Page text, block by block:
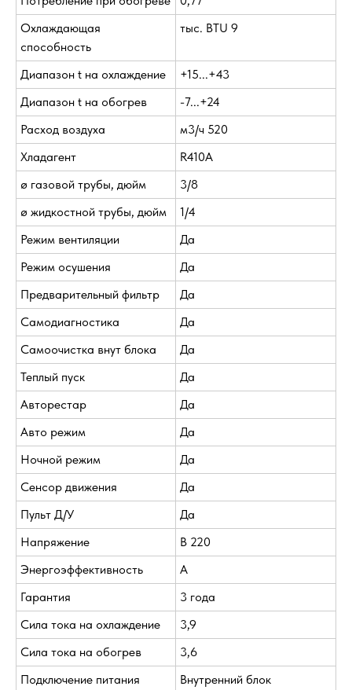
Охлаждающая
способность
тыс. BTU 9
Диапазон t на охлаждение
+15...+43
Диапазон t на обогрев
-7...+24
Расход воздуха
м3/ч 520
Хладагент
R410A
ø газовой трубы, дюйм
3/8
ø жидкостной трубы, дюйм
1/4
Режим вентиляции
Да
Режим осушения
Да
Предварительный фильтр
Да
Самодиагностика
Да
Самоочистка внут блока
Да
Теплый пуск
Да
Авторестар
Да
Авто режим
Да
Ночной режим
Да
Сенсор движения
Да
Пульт Д/У
Да
Напряжение
В 220
Энергоэффективность
A
Гарантия
3 года
Сила тока на охлаждение
3,9
Сила тока на обогрев
3,6
Подключение питания
Внутренний блок